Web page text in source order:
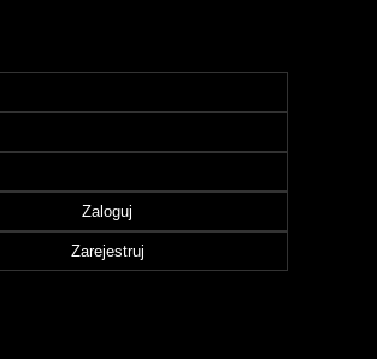
Zaloguj
Zarejestruj